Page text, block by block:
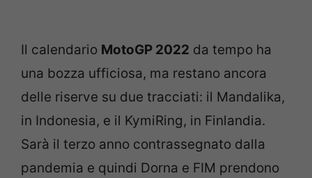
Il calendario MotoGP 2022 da tempo ha
una bozza ufficiosa, ma restano ancora
delle riserve su due tracciati: il Mandalika,
in Indonesia, e il KymiRing, in Finlandia.
Sarà il terzo anno contrassegnato dalla
pandemia e quindi Dorna e FIM prendono